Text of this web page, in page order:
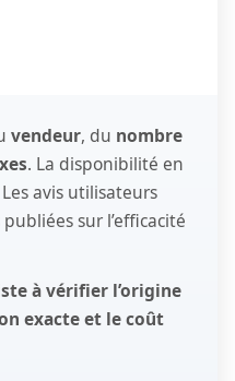
vendeur, du nombre
. La disponibilité en
avis utilisateurs
sur l’efficacité
à vérifier l’origine
exacte et le coût